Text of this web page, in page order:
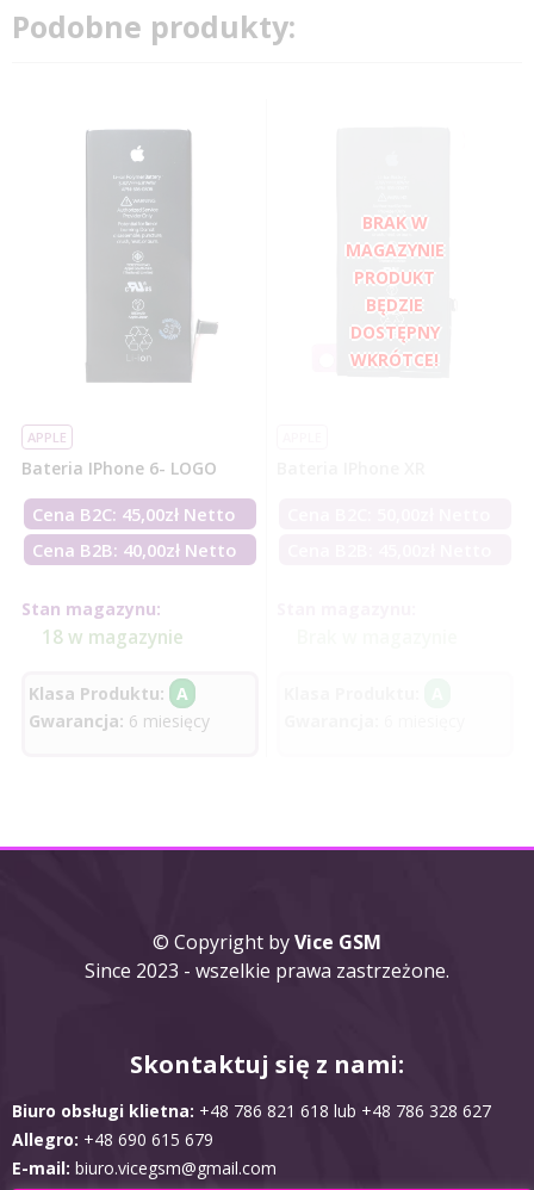
Podobne produkty:
APPLE
Bateria IPhone 6- LOGO
Cena B2C: 45,00zł Netto
Cena B2B: 40,00zł Netto
Stan magazynu:
18 w magazynie
Klasa Produktu: A
Gwarancja: 6 miesięcy
© Copyright byVice GSM
Since 2023 - wszelkie prawa zastrzeżone.
Skontaktuj się z nami:
Biuro obsługi klietna: +48 786 821 618 lub +48 786 328 627
Allegro: +48 690 615 679
E-mail: biuro.vicegsm@gmail.com